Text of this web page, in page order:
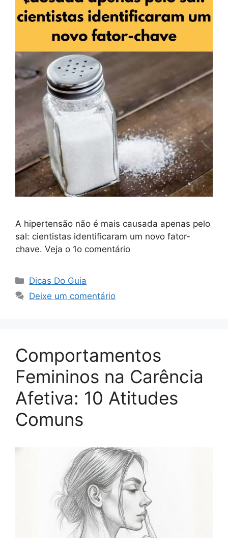
A hipertensão não é mais causada apenas pelo
sal: cientistas identificaram um novo fator-
chave. Veja o 1o comentário
Categorias
Dicas Do Guia
Deixe um comentário
Comportamentos
Femininos na Carência
Afetiva: 10 Atitudes
Comuns